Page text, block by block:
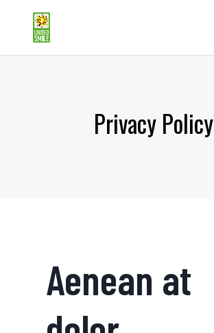
Privacy Policy
Aenean at